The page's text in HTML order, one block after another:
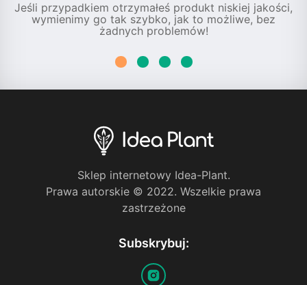
Jeśli przypadkiem otrzymałeś produkt niskiej jakości,
wymienimy go tak szybko, jak to możliwe, bez
żadnych problemów!
Sklep internetowy Idea-Plant.
Prawa autorskie © 2022. Wszelkie prawa
zastrzeżone
Subskrybuj: